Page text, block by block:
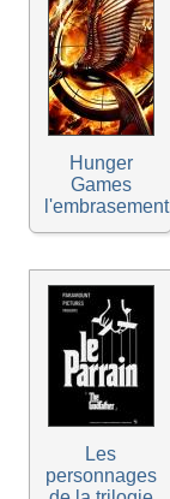
Hunger
Games
l'embrasement
Les
personnages